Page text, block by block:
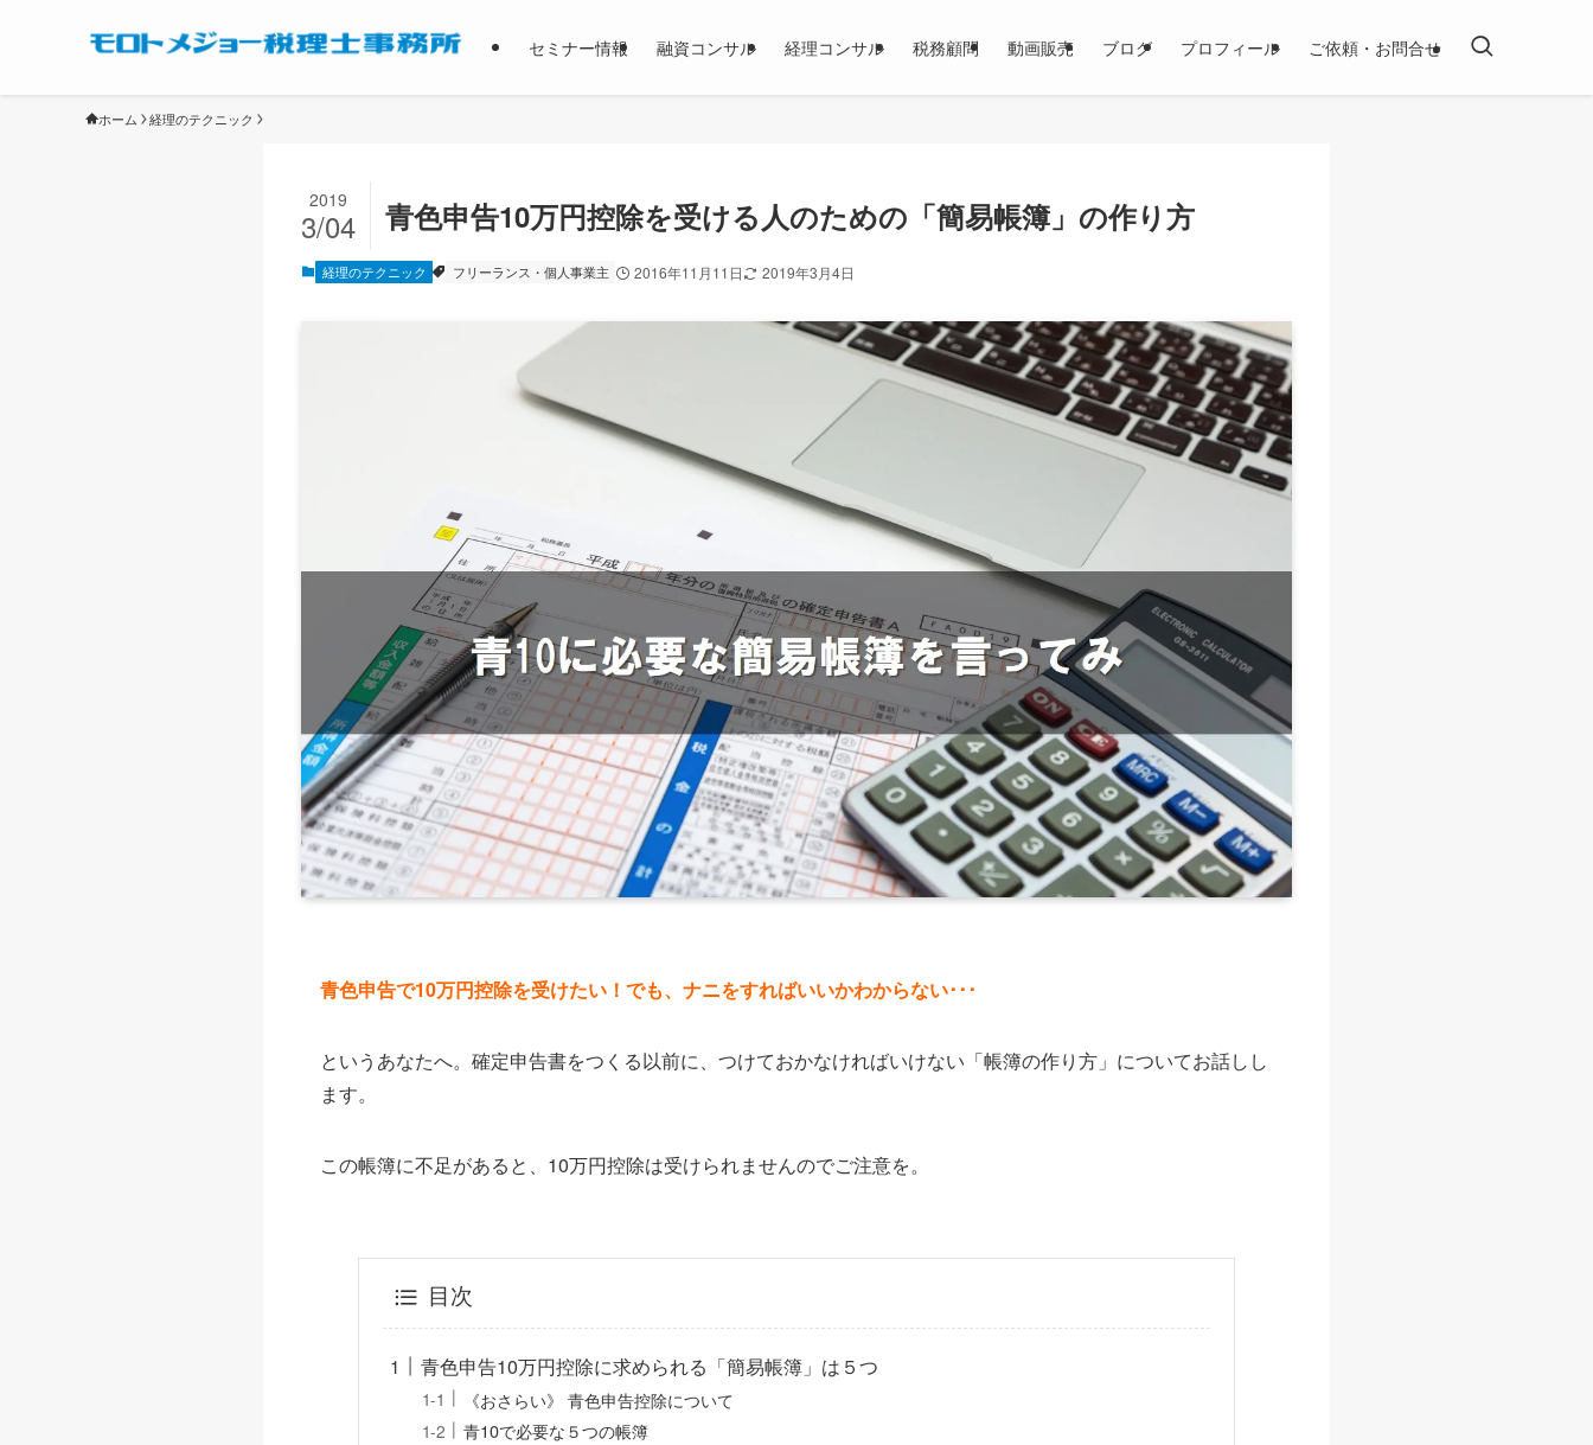
セミナー情報 融資コンサル 経理コンサル 税務顧問 動画販売 ブログ プロフィール ご依頼・お問合せ
ホーム 経理のテクニック
青色申告10万円控除を受ける人のための「簡易帳簿」の作り方
2019
3/04
経理のテクニック フリーランス・個人事業主 2016年11月11日 2019年3月4日
青色申告で10万円控除を受けたい！でも、ナニをすればいいかわからない･･･
というあなたへ。確定申告書をつくる以前に、つけておかなければいけない「帳簿の作り方」についてお話しし
ます。
この帳簿に不足があると、10万円控除は受けられませんのでご注意を。
目次
青色申告10万円控除に求められる「簡易帳簿」は５つ
《おさらい》 青色申告控除について
青10で必要な５つの帳簿